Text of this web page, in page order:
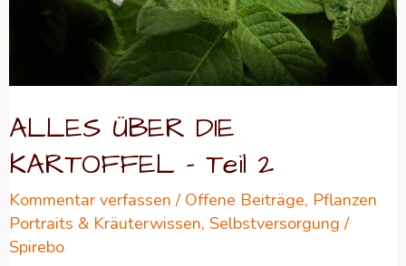
ALLES ÜBER DIE
KARTOFFEL – Teil 2
Kommentar verfassen / Offene Beiträge, Pflanzen
Portraits & Kräuterwissen, Selbstversorgung /
Spirebo